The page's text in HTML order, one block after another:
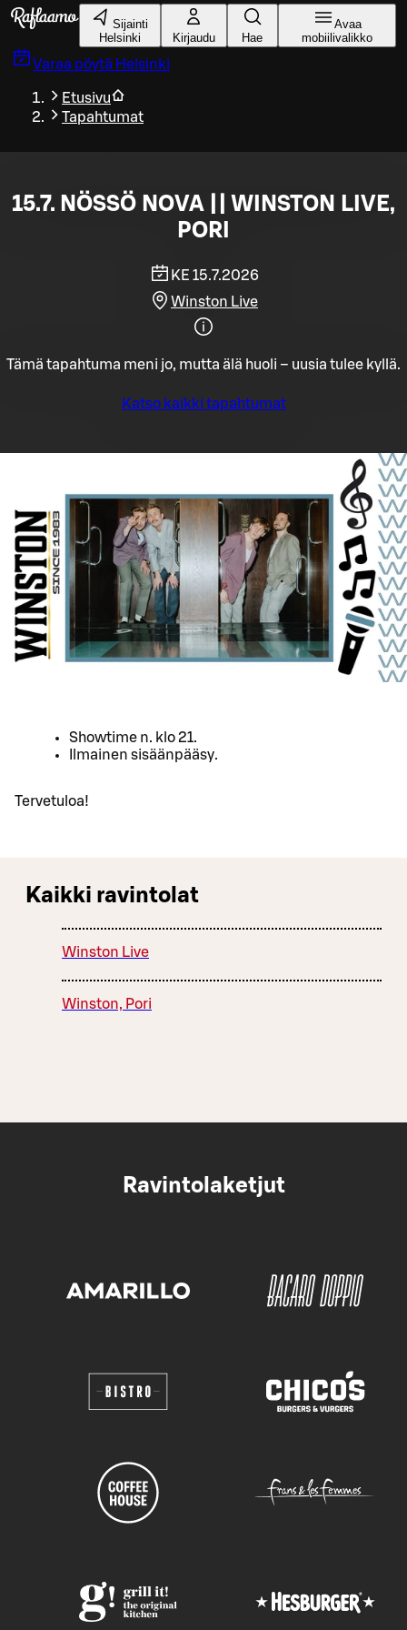
Siirry pääsisältöön
Sijainti
Helsinki
Kirjaudu Hae
Avaa
mobiilivalikko
Varaa pöytä Helsinki
Etusivu
Tapahtumat
15.7. NÖSSÖ NOVA || WINSTON LIVE,
PORI
KE 15.7.2026
Winston Live
Tämä tapahtuma meni jo, mutta älä huoli – uusia tulee kyllä.
Katso kaikki tapahtumat
Showtime n. klo 21.
Ilmainen sisäänpääsy.
Tervetuloa!
Kaikki ravintolat
Winston Live
Winston, Pori
Ravintolaketjut